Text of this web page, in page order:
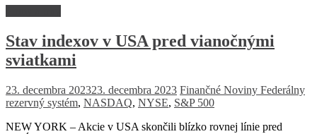
Stav indexov v USA pred vianočnými
sviatkami
23. decembra 202323. decembra 2023 Finančné Noviny Federálny
rezervný systém, NASDAQ, NYSE, S&P 500
NEW YORK – Akcie v USA skončili blízko rovnej línie pred